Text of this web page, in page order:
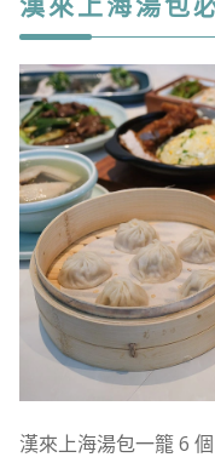
漢來上海湯包一籠 6